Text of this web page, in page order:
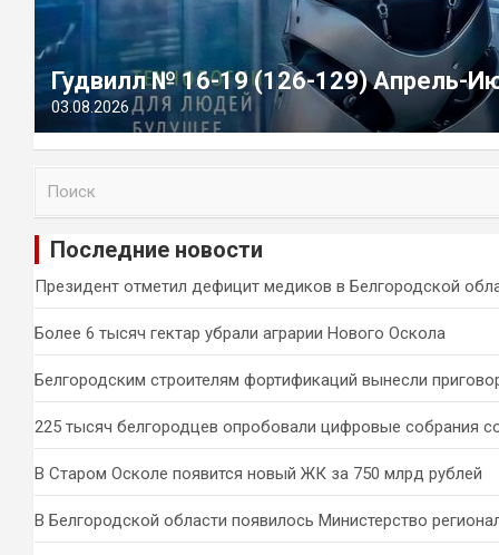
Гудвилл № 16-19 (126-129) Апрель-
03.08.2026
и
Последние новости
Президент отметил дефицит медиков в Белгородской
Более 6 тысяч гектар убрали аграрии Нового Оскола
Белгородским строителям фортификаций вынесли
225 тысяч белгородцев опробовали цифровые собрания
В Старом Осколе появится новый ЖК за 750 млрд рублей
В Белгородской области появилось Министерство